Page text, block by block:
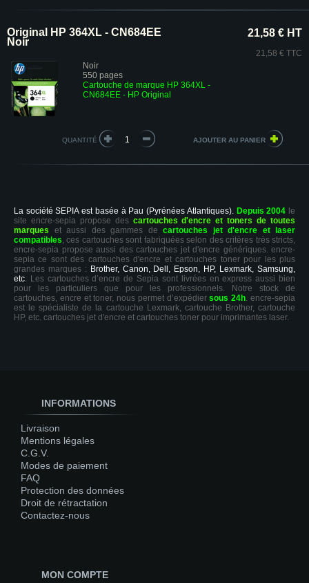
Original HP 364XL - CN684EE
Noir
Noir
550 pages
Cartouche de marque HP 364XL -
CN684EE - HP Original
21,58 € HT
21,58 € TTC
QUANTITÉ
La société SEPIA est basée à Pau (Pyrénées Atlantiques). Depuis 2004 le
site encre-sepia propose des cartouches d'encre et toners de toutes
marques et aussi des gammes de cartouches jet d'encre et laser
compatibles, ces cartouches sont fabriquées selon des critères très stricts,
encre-sepia propose aussi des cartouches jet d'encre génériques. encre-
sepia ce sont des cartouches d'encre et cartouches toner pour les plus
grandes marques : Brother, Canon, Dell, Epson, HP, Lexmark, Samsung,
etc. Les cartouches d’encre de Sepia sont livrées en express aussi bien
pour les particuliers que pour les professionnels. Notre stock de
cartouches, encre et toner, nous permet d’expédiersous 24h. encre-sepia
est le spécialiste de la cartouche Lexmark, cartouche Brother, cartouche
HP, etc. cartouches jet d'encre et cartouches toner pour imprimantes laser.
INFORMATIONS
Livraison
Mentions légales
C.G.V.
Modes de paiement
FAQ
Protection des données
Droit de rétractation
Contactez-nous
MON COMPTE